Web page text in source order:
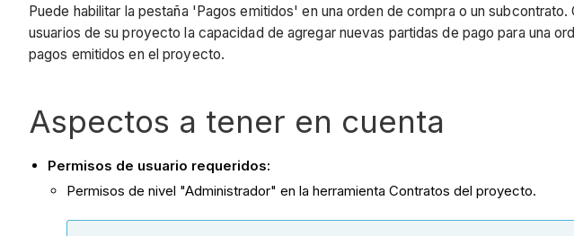
Puede habilitar la pestaña 'Pagos emitidos' en una orden de compra o un
usuarios de su proyecto la capacidad de agregar nuevas partidas de pago para una
pagos emitidos en el proyecto.
Aspectos a tener en cuenta
Permisos de usuario requeridos:
Permisos de nivel "Administrador" en la herramienta Contratos del proyecto.